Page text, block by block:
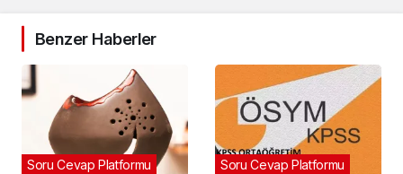
Benzer Haberler
Soru Cevap Platformu Soru Cevap Platformu